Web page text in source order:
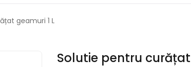
geamuri 1 L
Solutie pentru curățat